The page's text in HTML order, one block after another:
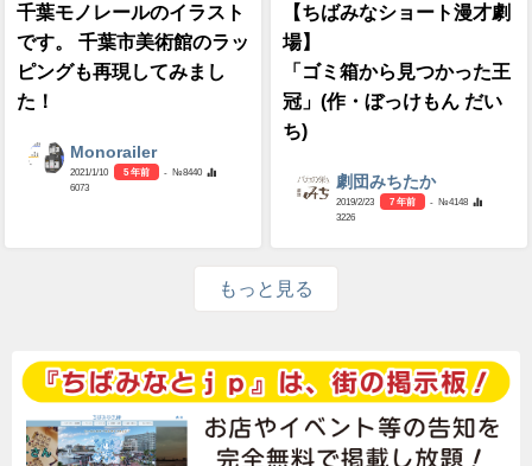
千葉モノレールのイラスト
です。 千葉市美術館のラッ
ピングも再現してみまし
た！
Monorailer
2021/1/10 5 年前
- №8440
6073
【ちばみなショート漫才劇
場】
「ゴミ箱から見つかった王
冠」(作・ぼっけもん だい
ち)
劇団みちたか
2019/2/23 7 年前
- №4148
3226
もっと見る